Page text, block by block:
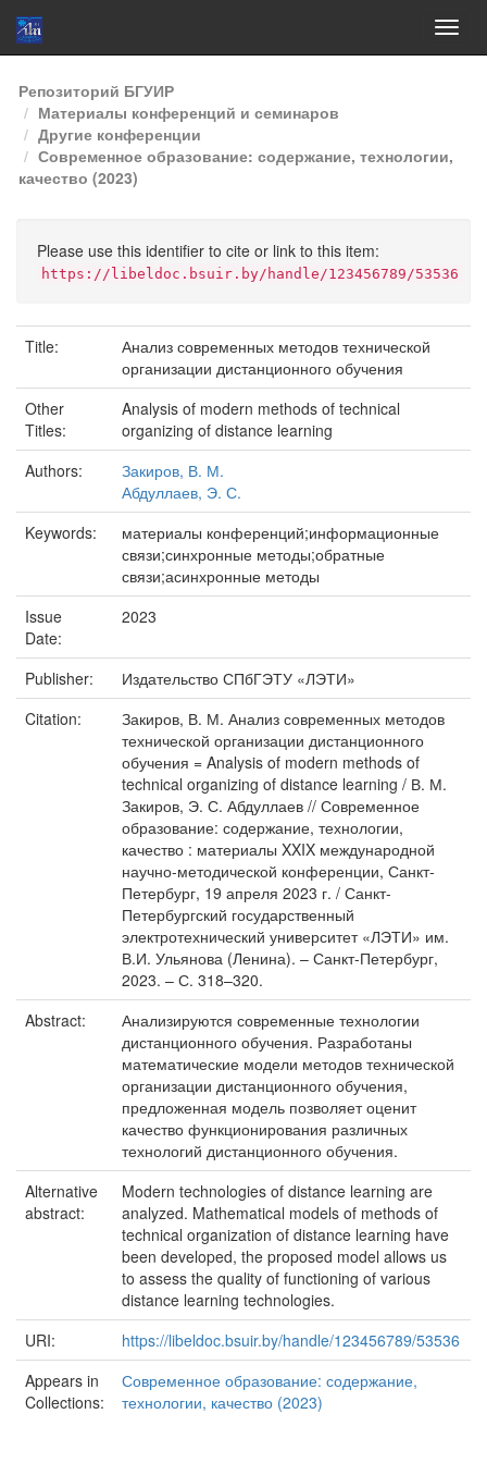
Skip
navigation
Репозиторий БГУИР
Материалы конференций и семинаров
Другие конференции
Современное образование: содержание, технологии,
качество (2023)
Please use this identifier to cite or link to this item:
https://libeldoc.bsuir.by/handle/123456789/53536
Title:
Анализ современных методов технической
организации дистанционного обучения
Other
Titles:
Analysis of modern methods of technical
organizing of distance learning
Authors:
Закиров, В. М.
Абдуллаев, Э. С.
Keywords:
материалы конференций;информационные
связи;синхронные методы;обратные
связи;асинхронные методы
Issue
Date:
2023
Publisher:
Издательство СПбГЭТУ «ЛЭТИ»
Citation:
Закиров, В. М. Анализ современных методов
технической организации дистанционного
обучения = Analysis of modern methods of
technical organizing of distance learning / В. М.
Закиров, Э. С. Абдуллаев // Современное
образование: содержание, технологии,
качество : материалы XXIX международной
научно-методической конференции, Санкт-
Петербург, 19 апреля 2023 г. / Санкт-
Петербургский государственный
электротехнический университет «ЛЭТИ» им.
В.И. Ульянова (Ленина). – Санкт-Петербург,
2023. – С. 318–320.
Abstract:
Анализируются современные технологии
дистанционного обучения. Разработаны
математические модели методов технической
организации дистанционного обучения,
предложенная модель позволяет оценит
качество функционирования различных
технологий дистанционного обучения.
Alternative
abstract:
Modern technologies of distance learning are
analyzed. Mathematical models of methods of
technical organization of distance learning have
been developed, the proposed model allows us
to assess the quality of functioning of various
distance learning technologies.
URI:
https://libeldoc.bsuir.by/handle/123456789/53536
Appears in
Collections:
Современное образование: содержание,
технологии, качество (2023)